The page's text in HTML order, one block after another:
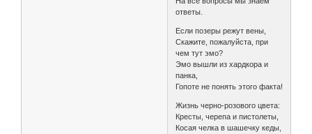
ответы.
Если позеры режут вены,
Скажите, пожалуйста, при
чем тут эмо?
Эмо вышли из хардкора и
панка,
Гопоте не понять этого факта!
Жизнь черно-розового цвета:
Кресты, черепа и пистолеты,
Косая челка в шашечку кеды,